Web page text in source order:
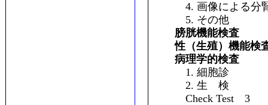
4. 画像による分腎
5. その他
膀胱機能検査
性（生殖）機能検
病理学的検査
1. 細胞診
2. 生 検
Check Test 3